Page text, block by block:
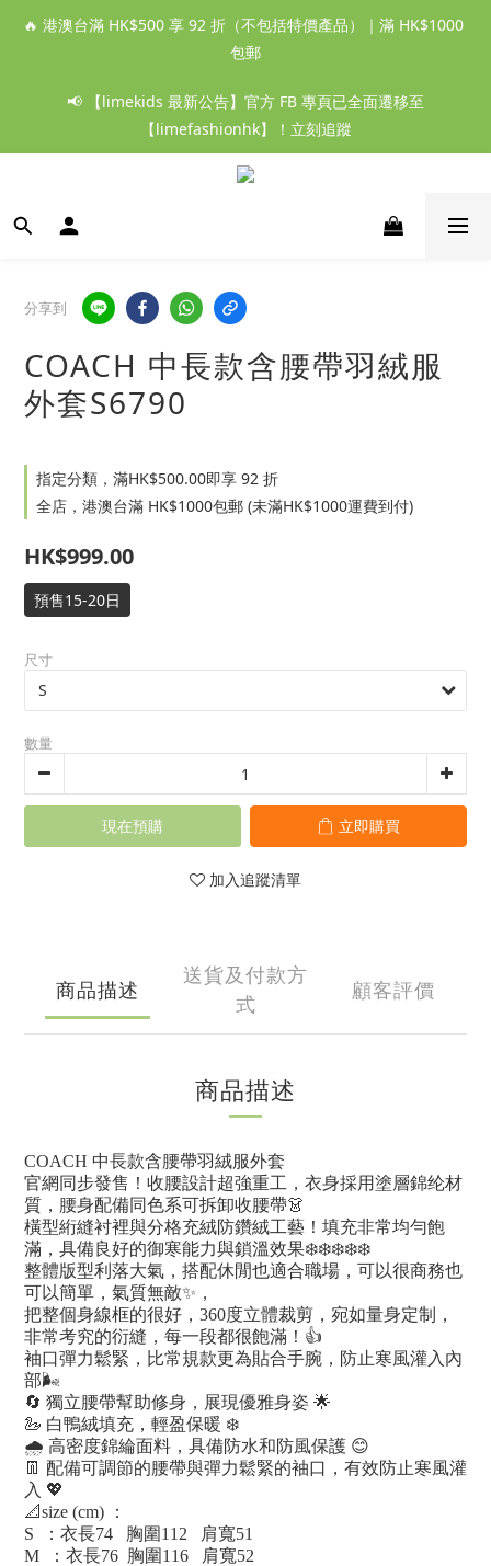
🔥 港澳台滿 HK$500 享 92 折（不包括特價產品）｜滿 HK$1000
包郵
📢 【limekids 最新公告】官方 FB 專頁已全面遷移至
【limefashionhk】！立刻追蹤
分享到
COACH 中長款含腰帶羽絨服
外套S6790
指定分類，滿HK$500.00即享 92 折
全店，港澳台滿 HK$1000包郵 (未滿HK$1000運費到付)
HK$999.00
預售15-20日
尺寸
數量
現在預購 立即購買
加入追蹤清單
商品描述
送貨及付款方
式
顧客評價
商品描述
COACH 中長款含腰帶羽絨服外套
官網同步發售！收腰設計超強重工，衣身採用塗層錦纶材
質，腰身配備同色系可拆卸收腰帶👗
橫型絎縫衬裡與分格充絨防鑽絨工藝！填充非常均勻飽
滿，具備良好的御寒能力與鎖溫效果❄️❄️❄️❄️❄️
整體版型利落大氣，搭配休閒也適合職場，可以很商務也
可以簡單，氣質無敵✨，
把整個身線框的很好，360度立體裁剪，宛如量身定制，
非常考究的衍縫，每一段都很飽滿！👍
袖口彈力鬆緊，比常規款更為貼合手腕，防止寒風灌入內
部🌬️
🔄 獨立腰帶幫助修身，展現優雅身姿 🌟
🦢 白鴨絨填充，輕盈保暖 ❄️
🌧️ 高密度錦綸面料，具備防水和防風保護 😊
👖 配備可調節的腰帶與彈力鬆緊的袖口，有效防止寒風灌
入 💖
📐size (cm) ：
S ：衣長74 胸圍112 肩寬51
M ：衣長76 胸圍116 肩寬52